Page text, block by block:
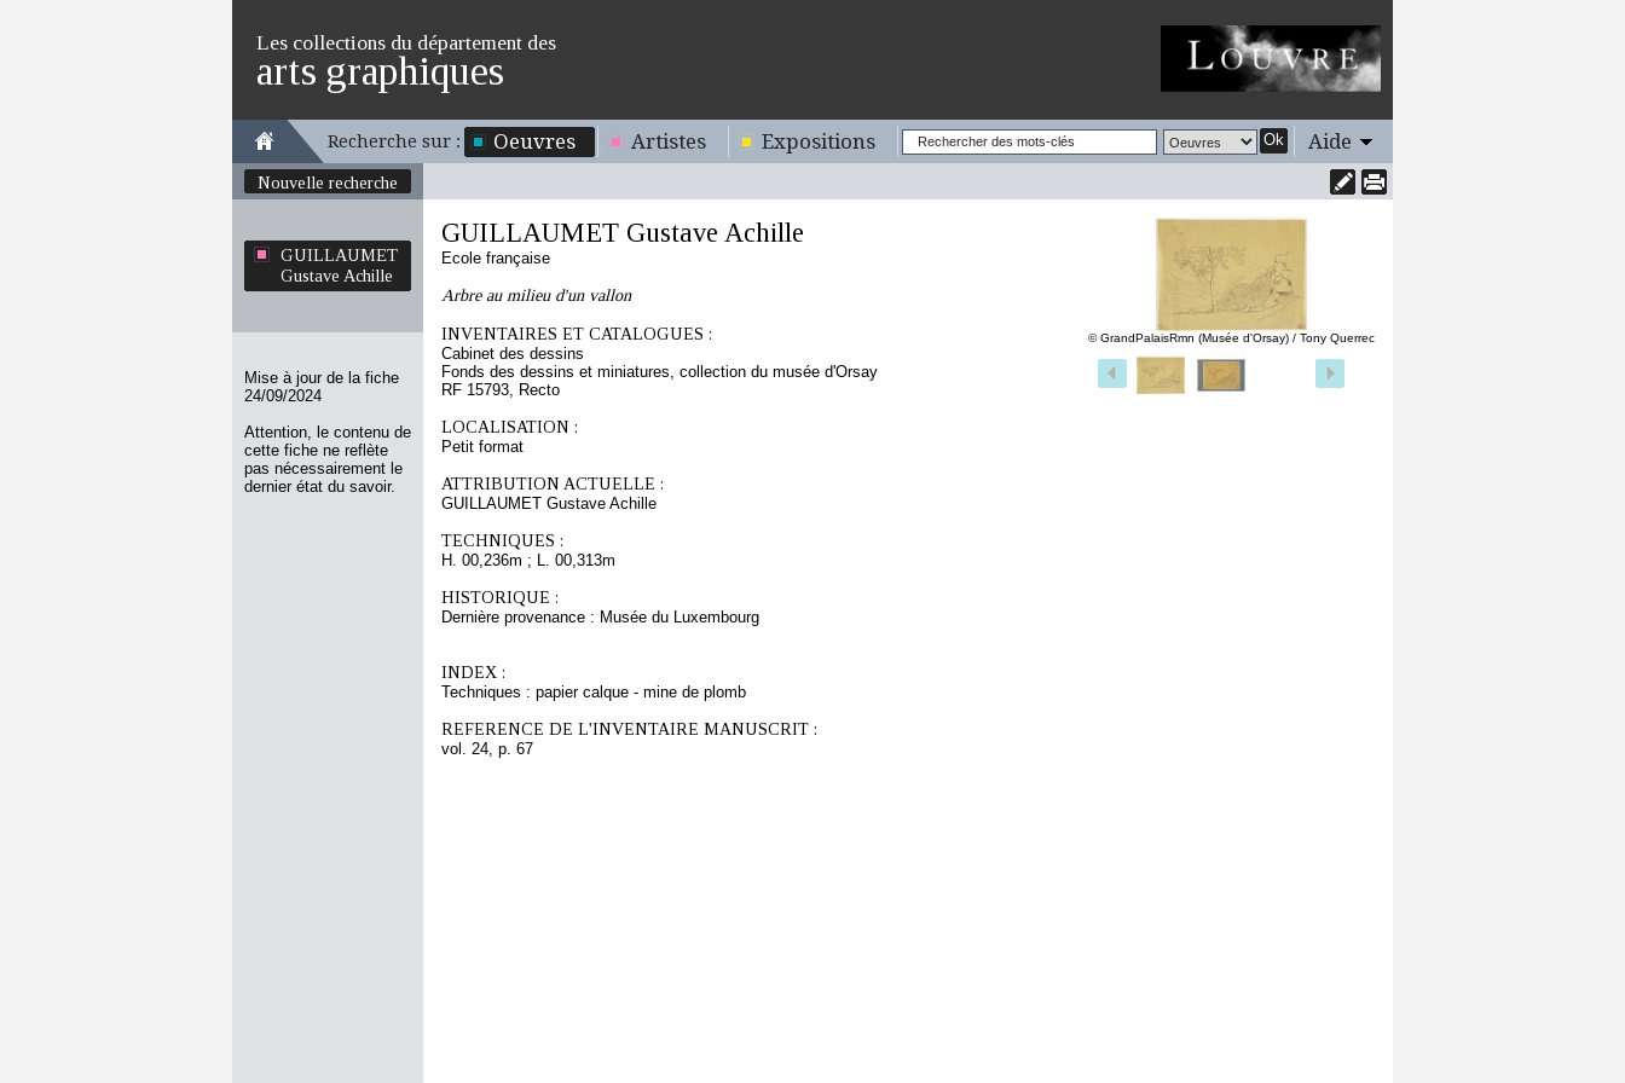
Les collections du département des
arts graphiques
Recherche sur : Oeuvres Artistes Expositions Ok Aide
Nouvelle recherche
GUILLAUMET
Gustave Achille
Mise à jour de la fiche
24/09/2024
Attention, le contenu de
cette fiche ne reflète
pas nécessairement le
dernier état du savoir.
© GrandPalaisRmn (Musée d'Orsay) / Tony Querrec
GUILLAUMET Gustave Achille
Ecole française
Arbre au milieu d'un vallon
INVENTAIRES ET CATALOGUES :
Cabinet des dessins
Fonds des dessins et miniatures, collection du musée d'Orsay
RF 15793, Recto
LOCALISATION :
Petit format
ATTRIBUTION ACTUELLE :
GUILLAUMET Gustave Achille
TECHNIQUES :
H. 00,236m ; L. 00,313m
HISTORIQUE :
Dernière provenance : Musée du Luxembourg
INDEX :
Techniques : papier calque - mine de plomb
REFERENCE DE L'INVENTAIRE MANUSCRIT :
vol. 24, p. 67